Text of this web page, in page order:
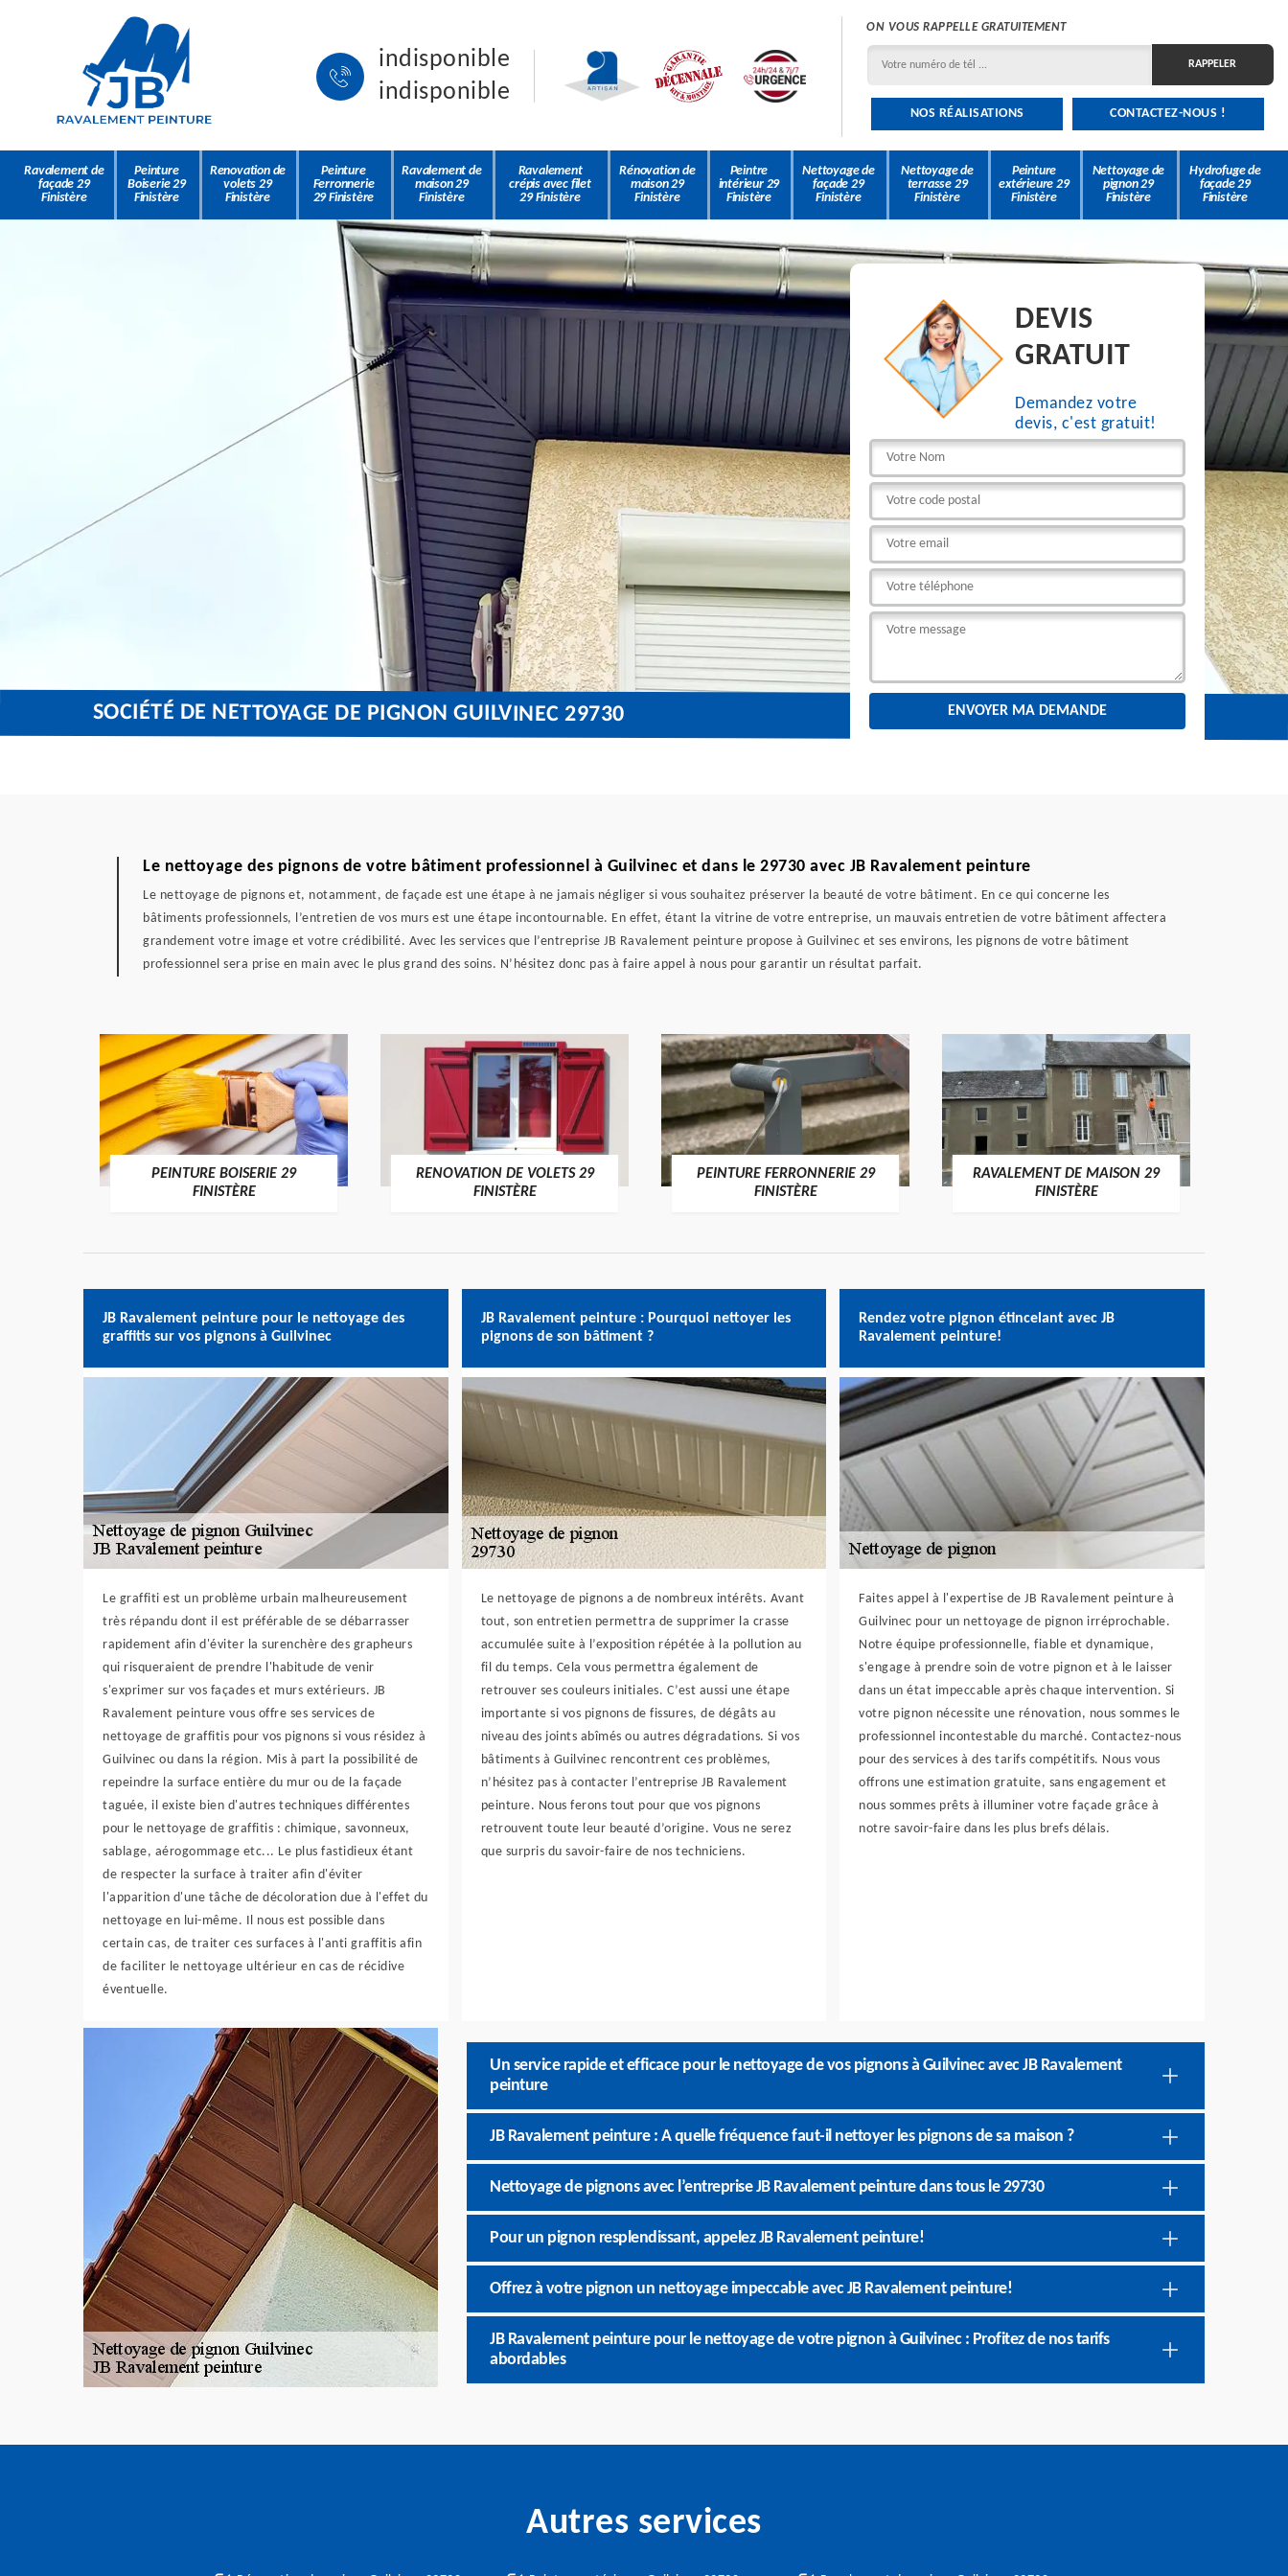
indisponible
indisponible
ON VOUS RAPPELLE GRATUITEMENT
NOS RÉALISATIONS CONTACTEZ-NOUS !
Ravalement de
façade 29
Finistère
Peinture
Boiserie 29
Finistère
Renovation de
volets 29
Finistère
Peinture
Ferronnerie
29 Finistère
Ravalement de
maison 29
Finistère
Ravalement
crépis avec filet
29 Finistère
Rénovation de
maison 29
Finistère
Peintre
intérieur 29
Finistère
Nettoyage de
façade 29
Finistère
Nettoyage de
terrasse 29
Finistère
Peinture
extérieure 29
Finistère
Nettoyage de
pignon 29
Finistère
Hydrofuge de
façade 29
Finistère
DEVIS
GRATUIT
Demandez votre
devis, c'est gratuit!
SOCIÉTÉ DE NETTOYAGE DE PIGNON GUILVINEC 29730
Le nettoyage des pignons de votre bâtiment professionnel à Guilvinec et dans le 29730 avec JB Ravalement peinture
Le nettoyage de pignons et, notamment, de façade est une étape à ne jamais négliger si vous souhaitez préserver la beauté de votre bâtiment. En ce qui concerne les
bâtiments professionnels, l’entretien de vos murs est une étape incontournable. En effet, étant la vitrine de votre entreprise, un mauvais entretien de votre bâtiment affectera
grandement votre image et votre crédibilité. Avec les services que l’entreprise JB Ravalement peinture propose à Guilvinec et ses environs, les pignons de votre bâtiment
professionnel sera prise en main avec le plus grand des soins. N’hésitez donc pas à faire appel à nous pour garantir un résultat parfait.
PEINTURE BOISERIE 29
FINISTÈRE
RENOVATION DE VOLETS 29
FINISTÈRE
PEINTURE FERRONNERIE 29
FINISTÈRE
RAVALEMENT DE MAISON 29
FINISTÈRE
JB Ravalement peinture pour le nettoyage des
graffitis sur vos pignons à Guilvinec
Le graffiti est un problème urbain malheureusement
très répandu dont il est préférable de se débarrasser
rapidement afin d'éviter la surenchère des grapheurs
qui risqueraient de prendre l'habitude de venir
s'exprimer sur vos façades et murs extérieurs. JB
Ravalement peinture vous offre ses services de
nettoyage de graffitis pour vos pignons si vous résidez à
Guilvinec ou dans la région. Mis à part la possibilité de
repeindre la surface entière du mur ou de la façade
taguée, il existe bien d'autres techniques différentes
pour le nettoyage de graffitis : chimique, savonneux,
sablage, aérogommage etc... Le plus fastidieux étant
de respecter la surface à traiter afin d'éviter
l'apparition d'une tâche de décoloration due à l'effet du
nettoyage en lui-même. Il nous est possible dans
certain cas, de traiter ces surfaces à l'anti graffitis afin
de faciliter le nettoyage ultérieur en cas de récidive
éventuelle.
JB Ravalement peinture : Pourquoi nettoyer les
pignons de son bâtiment ?
Le nettoyage de pignons a de nombreux intérêts. Avant
tout, son entretien permettra de supprimer la crasse
accumulée suite à l’exposition répétée à la pollution au
fil du temps. Cela vous permettra également de
retrouver ses couleurs initiales. C’est aussi une étape
importante si vos pignons de fissures, de dégâts au
niveau des joints abîmés ou autres dégradations. Si vos
bâtiments à Guilvinec rencontrent ces problèmes,
n’hésitez pas à contacter l’entreprise JB Ravalement
peinture. Nous ferons tout pour que vos pignons
retrouvent toute leur beauté d’origine. Vous ne serez
que surpris du savoir-faire de nos techniciens.
Rendez votre pignon étincelant avec JB
Ravalement peinture!
Faites appel à l'expertise de JB Ravalement peinture à
Guilvinec pour un nettoyage de pignon irréprochable.
Notre équipe professionnelle, fiable et dynamique,
s'engage à prendre soin de votre pignon et à le laisser
dans un état impeccable après chaque intervention. Si
votre pignon nécessite une rénovation, nous sommes le
professionnel incontestable du marché. Contactez-nous
pour des services à des tarifs compétitifs. Nous vous
offrons une estimation gratuite, sans engagement et
nous sommes prêts à illuminer votre façade grâce à
notre savoir-faire dans les plus brefs délais.
Un service rapide et efficace pour le nettoyage de vos pignons à Guilvinec avec JB Ravalement
peinture
JB Ravalement peinture : A quelle fréquence faut-il nettoyer les pignons de sa maison ?
Nettoyage de pignons avec l’entreprise JB Ravalement peinture dans tous le 29730
Pour un pignon resplendissant, appelez JB Ravalement peinture!
Offrez à votre pignon un nettoyage impeccable avec JB Ravalement peinture!
JB Ravalement peinture pour le nettoyage de votre pignon à Guilvinec : Profitez de nos tarifs
abordables
Autres services